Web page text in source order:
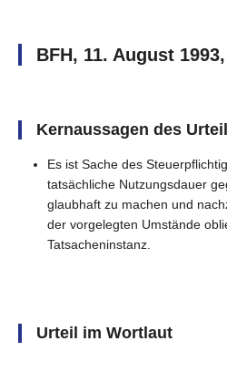
BFH, 11. August
Kernaussagen des
Es ist Sache des
tatsächliche Nutzungsdauer
glaubhaft zu machen und
der vorgelegten Umstände
Tatsacheninstanz.
Urteil im Wortlaut